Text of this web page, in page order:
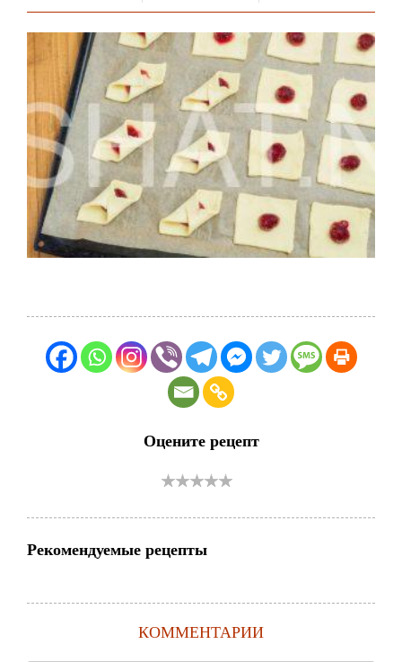
Оцените рецепт
Рекомендуемые рецепты
КОММЕНТАРИИ